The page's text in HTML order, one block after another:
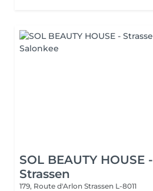
SOL BEAUTY HOUSE -
Strassen
179, Route d'Arlon Strassen L-8011